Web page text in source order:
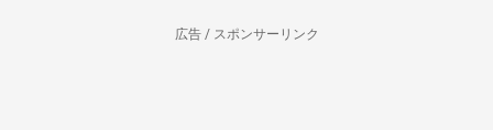
広告 / スポンサーリンク